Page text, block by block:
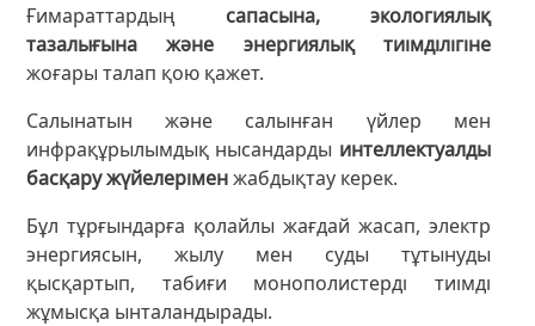
Ғимараттардың сапасына, экологиялық
тазалығына және энергиялық тиімділігіне
жоғары талап қою қажет.
Салынатын және салынған үйлер мен
инфрақұрылымдық нысандарды интеллектуалды
басқару жүйелеріменжабдықтау керек.
Бұл тұрғындарға қолайлы жағдай жасап, электр
энергиясын, жылу мен суды тұтынуды
қысқартып, табиғи монополистерді тиімді
жұмысқа ынталандырады.